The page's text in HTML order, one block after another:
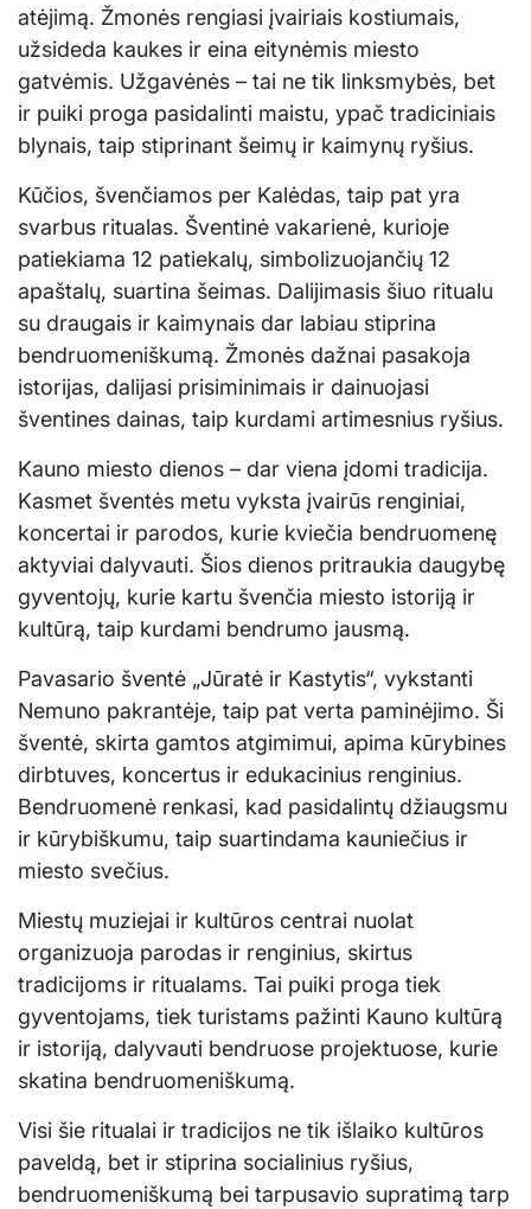
atėjimą. Žmonės rengiasi įvairiais kostiumais,
užsideda kaukes ir eina eitynėmis miesto
gatvėmis. Užgavėnės – tai ne tik linksmybės, bet
ir puiki proga pasidalinti maistu, ypač tradiciniais
blynais, taip stiprinant šeimų ir kaimynų ryšius.
Kūčios, švenčiamos per Kalėdas, taip pat yra
svarbus ritualas. Šventinė vakarienė, kurioje
patiekiama 12 patiekalų, simbolizuojančių 12
apaštalų, suartina šeimas. Dalijimasis šiuo ritualu
su draugais ir kaimynais dar labiau stiprina
bendruomeniškumą. Žmonės dažnai pasakoja
istorijas, dalijasi prisiminimais ir dainuojasi
šventines dainas, taip kurdami artimesnius ryšius.
Kauno miesto dienos – dar viena įdomi tradicija.
Kasmet šventės metu vyksta įvairūs renginiai,
koncertai ir parodos, kurie kviečia bendruomenę
aktyviai dalyvauti. Šios dienos pritraukia daugybę
gyventojų, kurie kartu švenčia miesto istoriją ir
kultūrą, taip kurdami bendrumo jausmą.
Pavasario šventė „Jūratė ir Kastytis“, vykstanti
Nemuno pakrantėje, taip pat verta paminėjimo. Ši
šventė, skirta gamtos atgimimui, apima kūrybines
dirbtuves, koncertus ir edukacinius renginius.
Bendruomenė renkasi, kad pasidalintų džiaugsmu
ir kūrybiškumu, taip suartindama kauniečius ir
miesto svečius.
Miestų muziejai ir kultūros centrai nuolat
organizuoja parodas ir renginius, skirtus
tradicijoms ir ritualams. Tai puiki proga tiek
gyventojams, tiek turistams pažinti Kauno kultūrą
ir istoriją, dalyvauti bendruose projektuose, kurie
skatina bendruomeniškumą.
Visi šie ritualai ir tradicijos ne tik išlaiko kultūros
paveldą, bet ir stiprina socialinius ryšius,
bendruomeniškumą bei tarpusavio supratimą tarp